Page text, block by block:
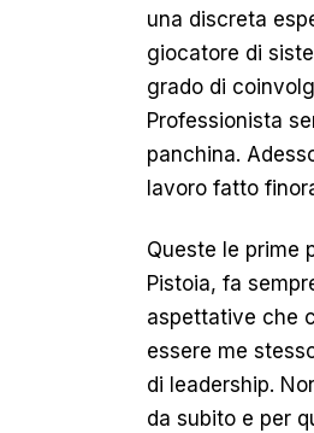
una discreta
giocatore di
grado di
Professionista
panchina.
lavoro fatto
Queste le prime
Pistoia, fa
aspettative che
essere me
di leadership.
da subito e per